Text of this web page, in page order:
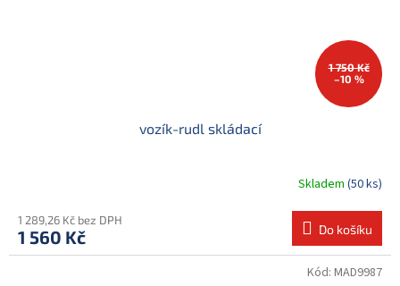
1 750 Kč
–10 %
vozík-rudl skládací
Skladem (50 ks)
1 289,26 Kč bez DPH
1 560 Kč Do košíku
Kód: MAD9987